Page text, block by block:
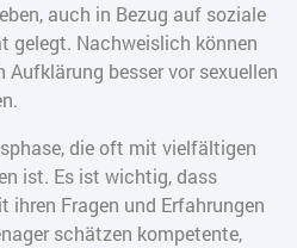
auch in Bezug auf soziale
gelegt. Nachweislich können
besser vor sexuellen
die oft mit vielfältigen
ist. Es ist wichtig, dass
Fragen und Erfahrungen
schätzen kompetente,